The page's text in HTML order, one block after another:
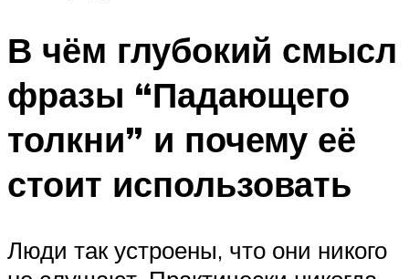
В чём глубокий смысл
фразы “Падающего
толкни” и почему её
стоит использовать
Люди так устроены, что они никого